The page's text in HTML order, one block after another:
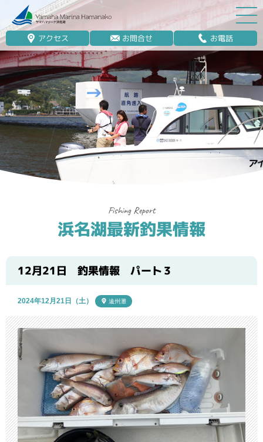
アクセス お問合せ お電話
マリーナ案内
船舶免許
マリンレジャー
マリーナステイ
レンタルボート
ボート販売
ブログ
浜名湖最新釣果情報
12月21日 釣果情報 パート３
2024年12月21日（土） 遠州灘